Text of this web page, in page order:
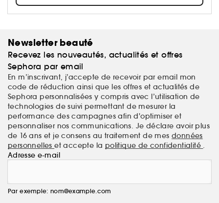
Newsletter beauté
Recevez les nouveautés, actualités et offres
Sephora par email
En m’inscrivant, j’accepte de recevoir par email mon
code de réduction ainsi que les offres et actualités de
Sephora personnalisées y compris avec l’utilisation de
technologies de suivi permettant de mesurer la
performance des campagnes afin d'optimiser et
personnaliser nos communications. Je déclare avoir plus
de 16 ans et je consens au traitement de mes données
personnelleset accepte la politique de confidentialité .
Adresse e-mail
Par exemple: nom@example.com